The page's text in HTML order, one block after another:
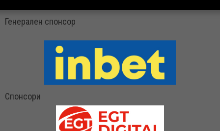
Генерален спонсор
Спонсори